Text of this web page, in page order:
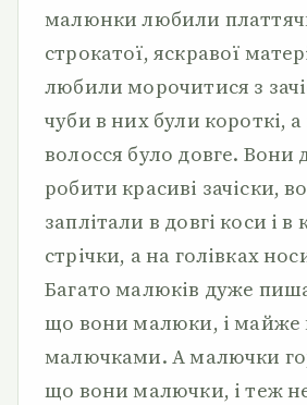
малюнки любили
строкатої, яскравої
любили морочитися з
чуби в них були короткі,
волосся було довге.
робити красиві зачіски,
заплітали в довгі коси і в
стрічки, а на голівках
Багато малюків дуже
що вони малюки, і майже
малючками. А малючки
що вони малючки, і теж